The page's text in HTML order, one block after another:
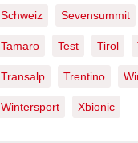
Schweiz Sevensummit
Tamaro Test Tirol
Transalp Trentino
Wintersport Xbionic